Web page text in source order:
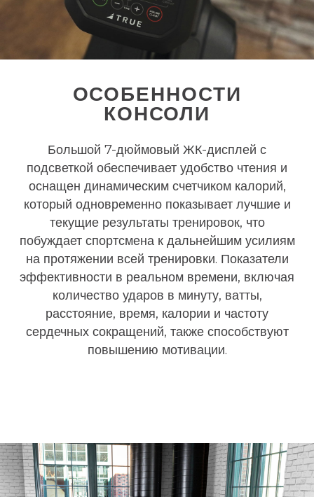
ОСОБЕННОСТИ
КОНСОЛИ
Большой 7-дюймовый ЖК-дисплей с
подсветкой обеспечивает удобство чтения и
оснащен динамическим счетчиком калорий,
который одновременно показывает лучшие и
текущие результаты тренировок, что
побуждает спортсмена к дальнейшим усилиям
на протяжении всей тренировки. Показатели
эффективности в реальном времени, включая
количество ударов в минуту, ватты,
расстояние, время, калории и частоту
сердечных сокращений, также способствуют
повышению мотивации.